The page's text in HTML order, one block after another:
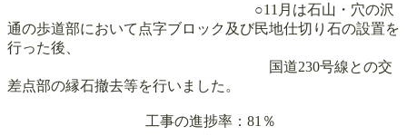
○11月は石山・穴の沢
通の歩道部において点字ブロック及び民地仕切り石の設置を
行った後、
国道230号線との交
差点部の縁石撤去等を行いました。
工事の進捗率：81％